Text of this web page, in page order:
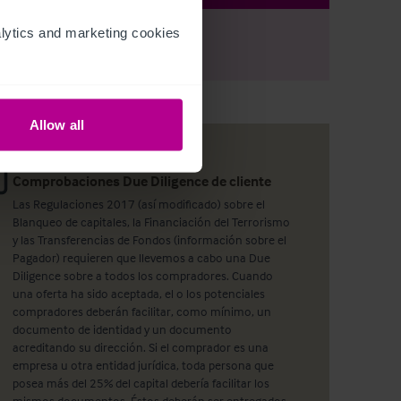
and marketing cookies
Allow all
Comprobaciones Due Diligence de cliente
Las Regulaciones 2017 (así modificado) sobre el
Blanqueo de capitales, la Financiación del Terrorismo
y las Transferencias de Fondos (información sobre el
Pagador) requieren que llevemos a cabo una Due
Diligence sobre a todos los compradores. Cuando
una oferta ha sido aceptada, el o los potenciales
compradores deberán facilitar, como mínimo, un
documento de identidad y un documento
acreditando su dirección. Si el comprador es una
empresa u otra entidad jurídica, toda persona que
posea más del 25% del capital debería facilitar los